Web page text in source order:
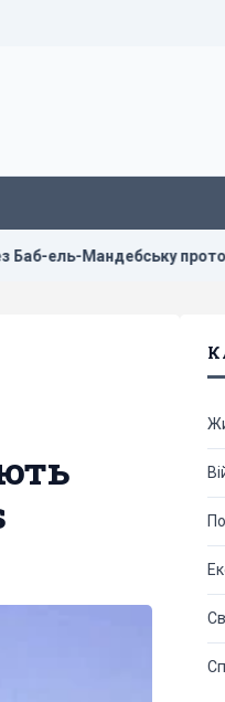
протоку майже